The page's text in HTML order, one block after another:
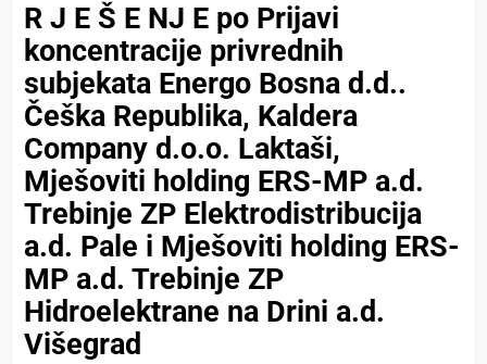
R J E Š E NJ E po Prijavi
koncentracije privrednih
subjekata Energo Bosna d.d..
Češka Republika, Kaldera
Company d.o.o. Laktaši,
Mješoviti holding ERS-MP a.d.
Trebinje ZP Elektrodistribucija
a.d. Pale i Mješoviti holding ERS-
MP a.d. Trebinje ZP
Hidroelektrane na Drini a.d.
Višegrad